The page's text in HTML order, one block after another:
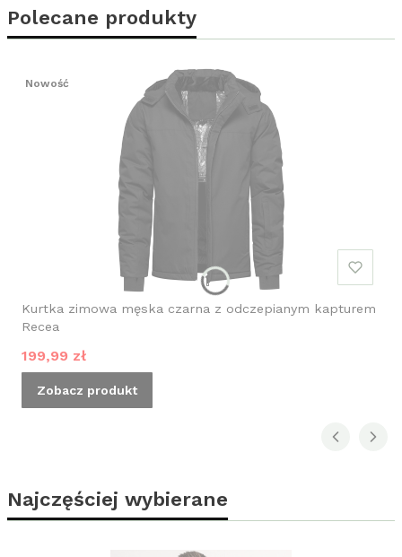
Polecane produkty
Nowość
Kurtka zimowa męska czarna z odczepianym kapturem
Recea
Cena promocyjna
199,99 zł
Zobacz produkt
Najczęściej wybierane